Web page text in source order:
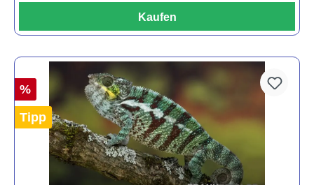
Kaufen
%
Tipp